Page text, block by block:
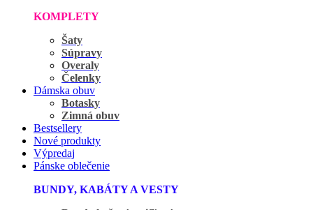
KOMPLETY
Šaty
Súpravy
Overaly
Čelenky
Dámska obuv
Botasky
Zimná obuv
Bestsellery
Nové produkty
Výpredaj
Pánske oblečenie
BUNDY, KABÁTY A VESTY